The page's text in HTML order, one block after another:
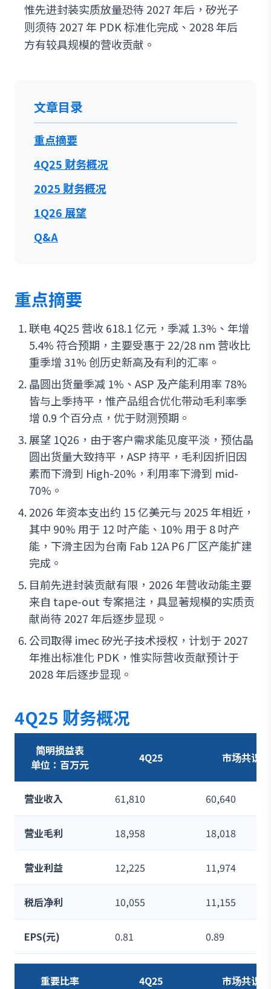
惟先进封装实质放量恐待 2027 年后，矽光子
则须待 2027 年 PDK 标准化完成、2028 年后
方有较具规模的营收贡献。
文章目录
重点摘要
4Q25 财务概况
2025 财务概况
1Q26 展望
Q&A
重点摘要
联电 4Q25 营收 618.1 亿元，季减 1.3%、年增
5.4% 符合预期，主要受惠于 22/28 nm 营收比
重季增 31% 创历史新高及有利的汇率。
晶圆出货量季减 1%、ASP 及产能利用率 78%
皆与上季持平，惟产品组合优化带动毛利率季
增 0.9 个百分点，优于财测预期。
展望 1Q26，由于客户需求能见度平淡，预估晶
圆出货量大致持平，ASP 持平，毛利因折旧因
素而下滑到 High-20%，利用率下滑到 mid-
70%。
2026 年资本支出约 15 亿美元与 2025 年相近，
其中 90% 用于 12 吋产能、10% 用于 8 吋产
能，下滑主因为台南 Fab 12A P6 厂区产能扩建
完成。
目前先进封装贡献有限，2026 年营收动能主要
来自 tape-out 专案挹注，具显著规模的实质贡
献尚待 2027 年后逐步显现。
公司取得 imec 矽光子技术授权，计划于 2027
年推出标准化 PDK，惟实际营收贡献预计于
2028 年后逐步显现。
4Q25 财务概况
简明损益表
单位：百万元
4Q25 市场共识
营业收入 61,810 60,640
营业毛利 18,958 18,018
营业利益 12,225 11,974
税后净利 10,055 11,155
EPS(元) 0.81 0.89
重要比率 4Q25 市场共识